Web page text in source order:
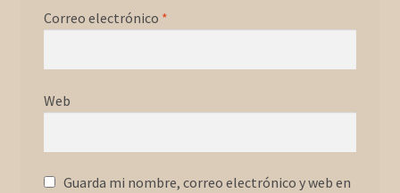
Correo electrónico *
Web
Guarda mi nombre, correo electrónico y web en